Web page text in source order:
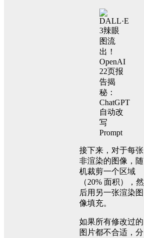
接下来，对于每张
非渲染的图像，随
机裁剪一个区域
（20% 面积），然
后用另一张渲染图
像填充。
如果所有修改过的
图片都不合适，分